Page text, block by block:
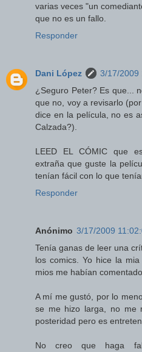
varias veces "un
que no es un fallo.
Responder
Dani López
3/17/2009
¿Seguro Peter? Es que...
que no, voy a revisarlo
dice en la película, no es
Calzada?).
LEED EL CÓMIC que
extraña que guste la
tenían fácil con lo que
Responder
Anónimo 3/17/2009
Tenía ganas de leer una
los comics. Yo hice la
mios me habían
A mí me gustó, por lo
se me hizo larga, no me
posteridad pero es
No creo que haga